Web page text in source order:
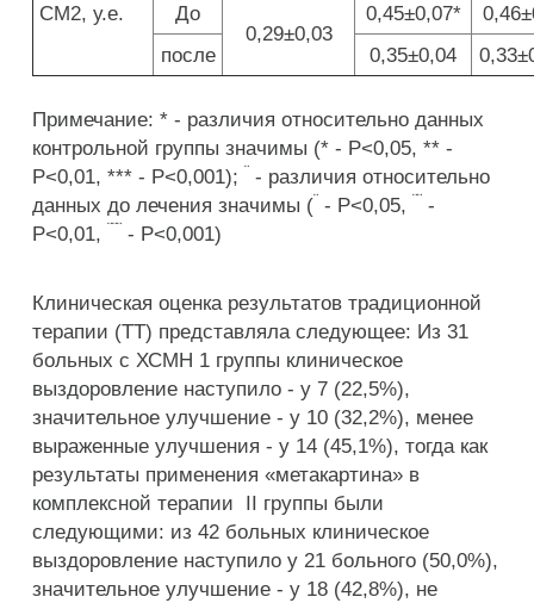
СМ2, у.е.
До
0,29±0,03
0,45±0,07*
после
0,35±0,04
Примечание: * - различия относительно данных
контрольной группы значимы (* - P<0,05, ** -
P<0,01, *** - P<0,001); ¨ - различия относительно
данных до лечения значимы (¨ - P<0,05, ¨¨ -
P<0,01, ¨¨¨ - P<0,001)
Клиническая оценка результатов традиционной
терапии (ТТ) представляла следующее: Из 31
больных с ХСМН 1 группы клиническое
выздоровление наступило - у 7 (22,5%),
значительное улучшение - у 10 (32,2%), менее
выраженные улучшения - у 14 (45,1%), тогда как
результаты применения «метакартина» в
комплексной терапии II группы были
следующими: из 42 больных клиническое
выздоровление наступило у 21 больного (50,0%),
значительное улучшение - у 18 (42,8%), не